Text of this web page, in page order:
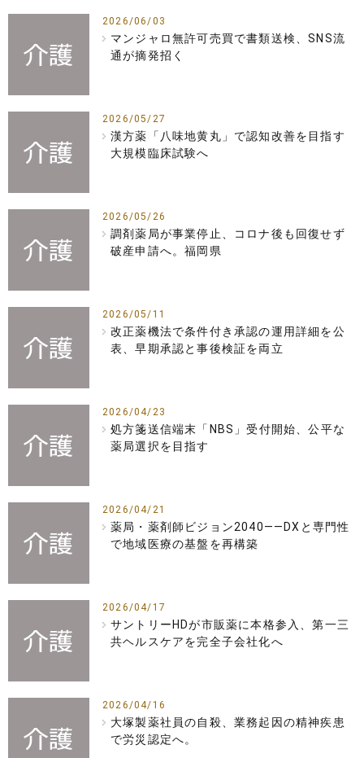
2026/06/03
マンジャロ無許可売買で書類送検、SNS流
通が摘発招く
2026/05/27
漢方薬「八味地黄丸」で認知改善を目指す
大規模臨床試験へ
2026/05/26
調剤薬局が事業停止、コロナ後も回復せず
破産申請へ。福岡県
2026/05/11
改正薬機法で条件付き承認の運用詳細を公
表、早期承認と事後検証を両立
2026/04/23
処方箋送信端末「NBS」受付開始、公平な
薬局選択を目指す
2026/04/21
薬局・薬剤師ビジョン2040――DXと専門性
で地域医療の基盤を再構築
2026/04/17
サントリーHDが市販薬に本格参入、第一三
共ヘルスケアを完全子会社化へ
2026/04/16
大塚製薬社員の自殺、業務起因の精神疾患
で労災認定へ。